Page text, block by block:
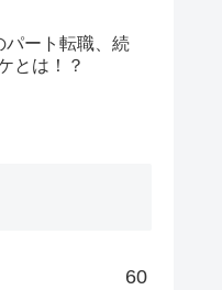
パート転職、続
とは！？
60